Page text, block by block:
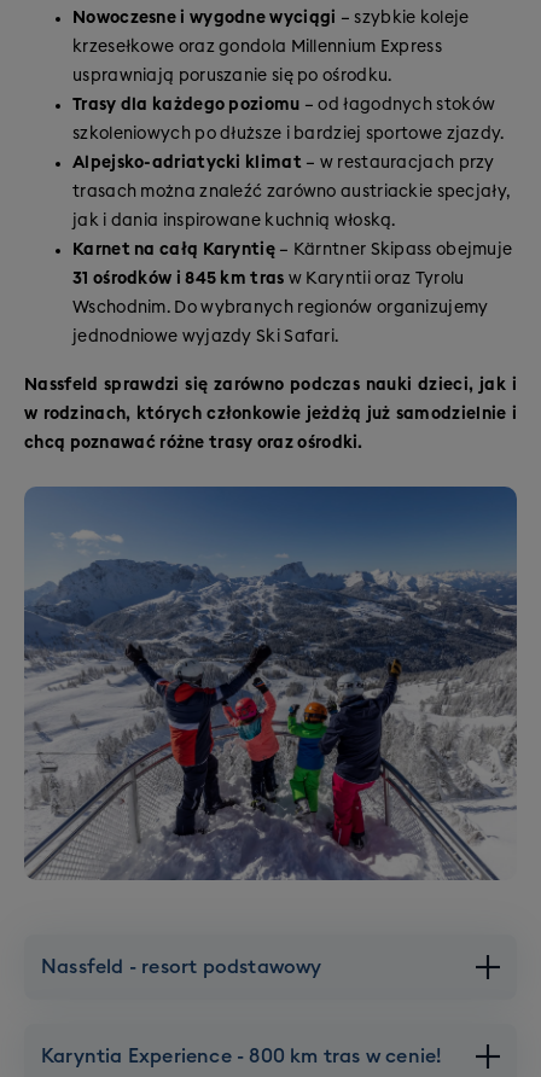
Nowoczesne i wygodne wyciągi – szybkie koleje
krzesełkowe oraz gondola Millennium Express
usprawniają poruszanie się po ośrodku.
Trasy dla każdego poziomu – od łagodnych stoków
szkoleniowych po dłuższe i bardziej sportowe zjazdy.
Alpejsko-adriatycki klimat– w restauracjach przy
trasach można znaleźć zarówno austriackie specjały,
jak i dania inspirowane kuchnią włoską.
Karnet na całą Karyntię– Kärntner Skipass obejmuje
31 ośrodków i 845 km tras w Karyntii oraz Tyrolu
Wschodnim. Do wybranych regionów organizujemy
jednodniowe wyjazdy Ski Safari.
Nassfeld sprawdzi się zarówno podczas nauki dzieci, jak i
w rodzinach, których członkowie jeżdżą już samodzielnie i
chcą poznawać różne trasy oraz ośrodki.
Nassfeld - resort podstawowy
Karyntia Experience - 800 km tras w cenie!